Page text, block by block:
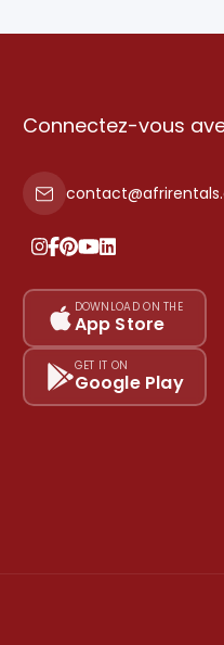
Connectez-vous
DOWNLOAD ON THE
App Store
GET IT ON
Google Play